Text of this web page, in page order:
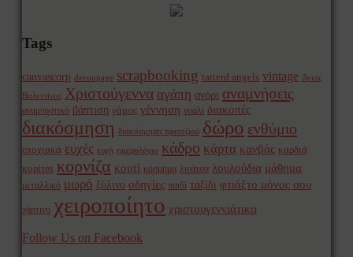
Tags
canvascorp decoupage scrapbooking tatterd angels vintage Άγιος
Βαλεντίνος Χριστούγεννα αγάπη αγόρι αναμνήσεις
αναμνηστικό βάπτιση γάμος γέννηση γυαλί διακοπές
διακόσμηση διακόσμηση τραπεζιού δώρο ενθύμιο
εποχιακά ευχές ευχή ημερολόγιο κάδρο κάρτα κανβάς καρδιά
κορίτσι κορνίζα κουτί κόσμημα λινάτσα λουλούδια μάθημα
μεταλλικό μωρό ξύλινο οδηγίες παιδί ταξίδι φτιάξτο μόνος σου
χάρτινο χειροποίητο χριστουγεννιάτικα
Follow Us on Facebook